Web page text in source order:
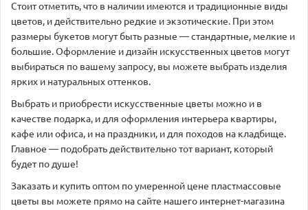
Стоит отметить, что в наличии имеются и традиционные виды
цветов, и действительно редкие и экзотические. При этом
размеры букетов могут быть разные — стандартные, мелкие и
большие. Оформление и дизайн искусственных цветов могут
выбираться по вашему запросу, вы можете выбрать изделия
ярких и натуральных оттенков.
Выбрать и приобрести искусственные цветы можно и в
качестве подарка, и для оформления интерьера квартиры,
кафе или офиса, и на праздники, и для походов на кладбище.
Главное — подобрать действительно тот вариант, который
будет по душе!
Заказать и купить оптом по умеренной цене пластмассовые
цветы вы можете прямо на сайте нашего интернет-магазина